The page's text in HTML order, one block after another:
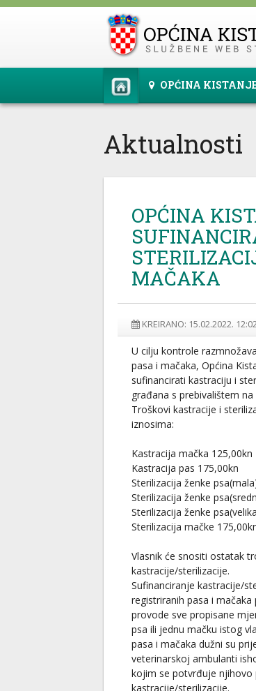
OPĆINA
Aktualnosti
OPĆINA
MAČAKA
KREIRANO: 15.02.2022.
U cilju kontrole
pasa i mačaka, Općina
sufinancirati kastraciju i
građana s prebivalištem
Troškovi kastracije i
iznosima:
Kastracija mačka 125,00kn
Kastracija pas 175,00kn
Sterilizacija ženke
Sterilizacija ženke
Sterilizacija ženke
Sterilizacija mačke
Vlasnik će snositi ostatak
kastracije/sterilizacije.
Sufinanciranje kastracije/
registriranih pasa i
provode sve propisane
psa ili jednu mačku istog
pasa i mačaka dužni su
veterinarskoj ambulanti
kojim se potvrđuje njihovo
kastracije/sterilizacije.